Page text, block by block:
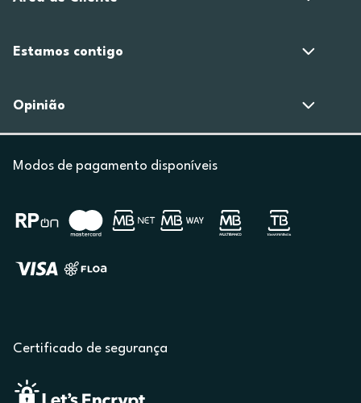
Estamos contigo
Opinião
Modos de pagamento disponíveis
Certificado de segurança